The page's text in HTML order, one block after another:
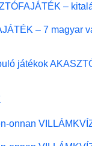
–
– 7 magyar
játékok
onnan